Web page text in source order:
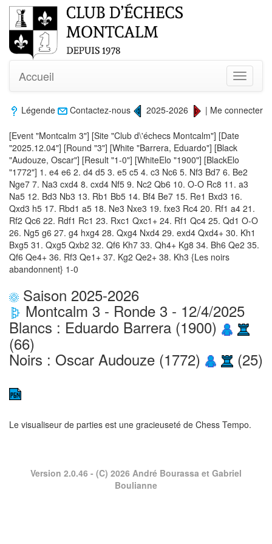
Toggle
Accueil
Légende Contactez-nous 2025-2026 | Me connecter
[Event "Montcalm 3"] [Site "Club d\'échecs Montcalm"] [Date
"2025.12.04"] [Round "3"] [White "Barrera, Eduardo"] [Black
"Audouze, Oscar"] [Result "1-0"] [WhiteElo "1900"] [BlackElo
"1772"] 1. e4 e6 2. d4 d5 3. e5 c5 4. c3 Nc6 5. Nf3 Bd7 6. Be2
Nge7 7. Na3 cxd4 8. cxd4 Nf5 9. Nc2 Qb6 10. O-O Rc8 11. a3
Na5 12. Bd3 Nb3 13. Rb1 Bb5 14. Bf4 Be7 15. Re1 Bxd3 16.
Qxd3 h5 17. Rbd1 a5 18. Ne3 Nxe3 19. fxe3 Rc4 20. Rf1 a4 21.
Rf2 Qc6 22. Rdf1 Rc1 23. Rxc1 Qxc1+ 24. Rf1 Qc4 25. Qd1 O-O
26. Ng5 g6 27. g4 hxg4 28. Qxg4 Nxd4 29. exd4 Qxd4+ 30. Kh1
Bxg5 31. Qxg5 Qxb2 32. Qf6 Kh7 33. Qh4+ Kg8 34. Bh6 Qe2 35.
Qf6 Qe4+ 36. Rf3 Qe1+ 37. Kg2 Qe2+ 38. Kh3 {Les noirs
abandonnent} 1-0
Saison 2025-2026
Montcalm 3 - Ronde 3 - 12/4/2025
Blancs : Eduardo Barrera (1900)
(66)
Noirs : Oscar Audouze (1772) (25)
Le visualiseur de parties est une gracieuseté de Chess Tempo.
Version 2.0.46 - (C) 2026 André Bourassa et Gabriel
Boulianne